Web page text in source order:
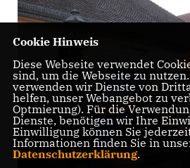
Cookie Hinweis
Diese Webseite verwendet
sind, um die Webseite zu
verwenden wir Dienste von
helfen, unser Webangebot zu
Optmierung). Für die
Dienste, benötigen wir Ihre
Einwilligung können Sie
Informationen finden Sie in
Datenschutzerklärung.